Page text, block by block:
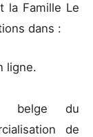
la Famille Le
dans :
ligne.
belge du
de